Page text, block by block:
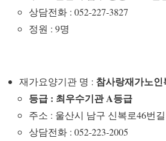
상담전화 : 052-227-3827
정원 : 9명
재가요양기관 명 : 참사랑재가노인
등급 : 최우수기관 A등급
주소 : 울산시 남구 신복로46번
상담전화 : 052-223-2005